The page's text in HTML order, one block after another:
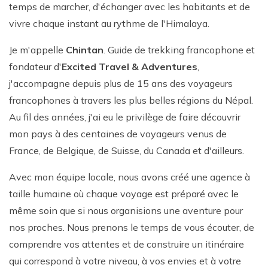
temps de marcher, d'échanger avec les habitants et de
vivre chaque instant au rythme de l'Himalaya.
Je m'appelle Chintan. Guide de trekking francophone et
fondateur d'Excited Travel & Adventures,
j'accompagne depuis plus de 15 ans des voyageurs
francophones à travers les plus belles régions du Népal.
Au fil des années, j'ai eu le privilège de faire découvrir
mon pays à des centaines de voyageurs venus de
France, de Belgique, de Suisse, du Canada et d'ailleurs.
Avec mon équipe locale, nous avons créé une agence à
taille humaine où chaque voyage est préparé avec le
même soin que si nous organisions une aventure pour
nos proches. Nous prenons le temps de vous écouter, de
comprendre vos attentes et de construire un itinéraire
qui correspond à votre niveau, à vos envies et à votre